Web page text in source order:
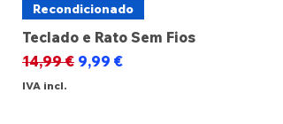
Recondicionado
Teclado e Rato Sem Fios
Preço normal
14,99 € Preço promocional
9,99 €
IVA incl.